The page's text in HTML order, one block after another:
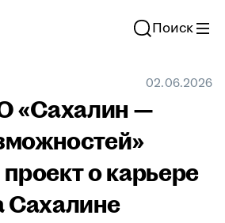
Поиск
02.06.2026
«Сахалин —
о карьере
Сахалине